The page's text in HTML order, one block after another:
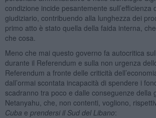
condizione incide pesantemente sull’efficienza
giudiziario, contribuendo alla lunghezza dei
primo atto è stato quella della faida interna,
che cosa.
Meno che mai questo governo fa autocritica
durante il Referendum e sulla non urgenza
Referendum a fronte delle criticità
dall’ormai scontata incapacità di spendere i
scadranno tra poco e dalle conseguenze della
Netanyahu, che, non contenti, vogliono,
Cuba e prendersi il Sud del Libano: